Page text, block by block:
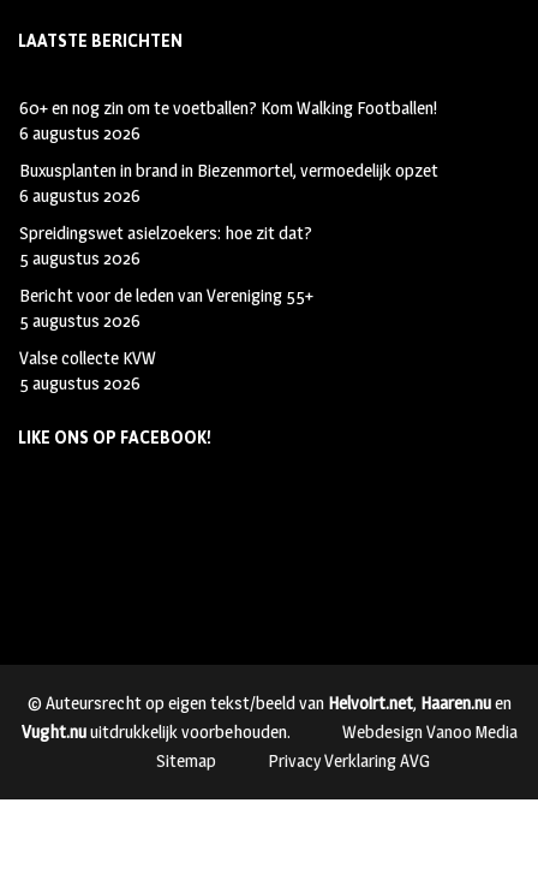
LAATSTE BERICHTEN
60+ en nog zin om te voetballen? Kom Walking Footballen!
6 augustus 2026
Buxusplanten in brand in Biezenmortel, vermoedelijk opzet
6 augustus 2026
Spreidingswet asielzoekers: hoe zit dat?
5 augustus 2026
Bericht voor de leden van Vereniging 55+
5 augustus 2026
Valse collecte KVW
5 augustus 2026
LIKE ONS OP FACEBOOK!
© Auteursrecht op eigen tekst/beeld van Helvoirt.net, Haaren.nuen
Vught.nuuitdrukkelijk voorbehouden.
Webdesign Vanoo Media
Sitemap
Privacy Verklaring AVG